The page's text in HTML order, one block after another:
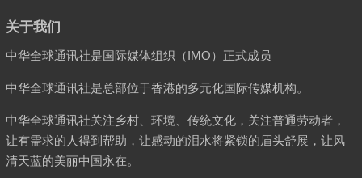
关于我们
中华全球通讯社是国际媒体组织（IMO）正式成员
中华全球通讯社是总部位于香港的多元化国际传媒机构。
中华全球通讯社关注乡村、环境、传统文化，关注普通劳动者，
让有需求的人得到帮助，让感动的泪水将紧锁的眉头舒展，让风
清天蓝的美丽中国永在。